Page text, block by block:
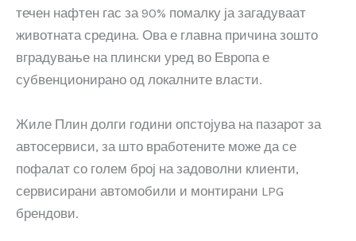
течен нафтен гас за 90% помалку ја загадуваат
животната средина. Ова е главна причина зошто
вградување на плински уред во Европа е
субвенционирано од локалните власти.
Жиле Плин долги години опстојува на пазарот за
автосервиси, за што вработените може да се
пофалат со голем број на задоволни клиенти,
сервисирани автомобили и монтирани LPG
брендови.